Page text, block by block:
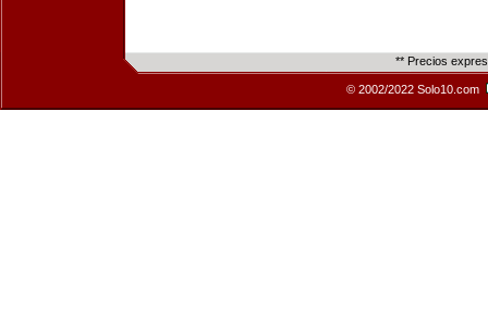
** Precios
© 2002/2022 Solo10.com